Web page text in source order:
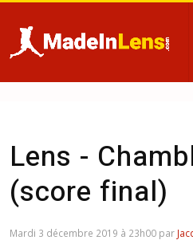
Lens -
(score final)
Mardi 3 décembre 2019 à 23h00 par